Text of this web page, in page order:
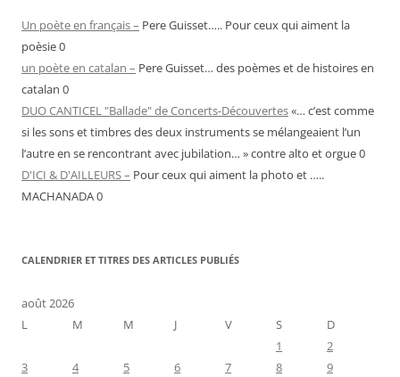
Un poète en français – Pere Guisset….. Pour ceux qui aiment la
poèsie 0
un poète en catalan – Pere Guisset… des poèmes et de histoires en
catalan 0
DUO CANTICEL "Ballade" de Concerts-Découvertes«… c’est comme
si les sons et timbres des deux instruments se mélangeaient l’un
l’autre en se rencontrant avec jubilation… » contre alto et orgue 0
D'ICI & D'AILLEURS – Pour ceux qui aiment la photo et …..
MACHANADA 0
CALENDRIER ET TITRES DES ARTICLES PUBLIÉS
août 2026
L
M M J V S
D
1
2
3
4 5 6 7 8
9